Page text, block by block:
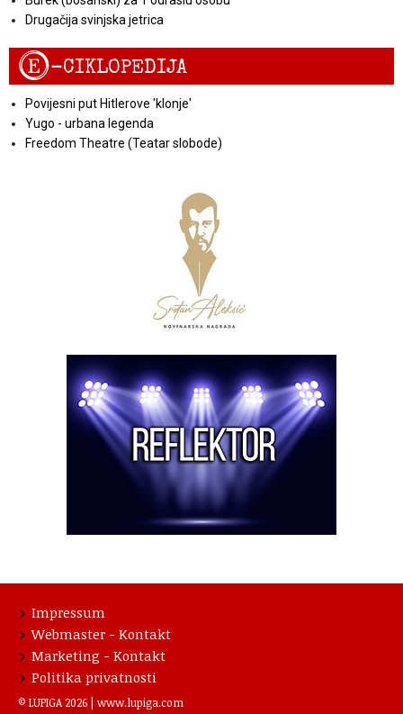
Drugačija svinjska jetrica
E-CIKLOPEDIJA
Povijesni put Hitlerove 'klonje'
Yugo - urbana legenda
Freedom Theatre (Teatar slobode)
Impressum
Webmaster - Kontakt
Marketing - Kontakt
Politika privatnosti
© LUPIGA 2026 | www.lupiga.com